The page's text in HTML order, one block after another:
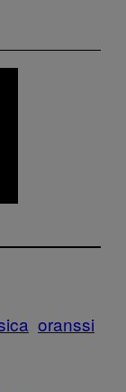
oranssi